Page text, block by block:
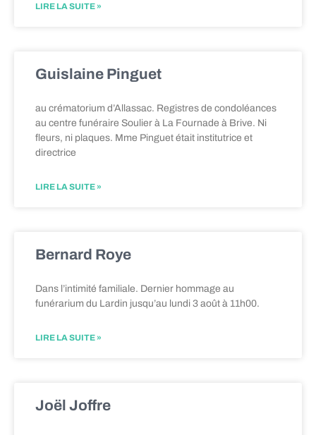
LIRE LA SUITE »
Guislaine Pinguet
au crématorium d’Allassac. Registres de condoléances
au centre funéraire Soulier à La Fournade à Brive. Ni
fleurs, ni plaques. Mme Pinguet était institutrice et
directrice
LIRE LA SUITE »
Bernard Roye
Dans l’intimité familiale. Dernier hommage au
funérarium du Lardin jusqu’au lundi 3 août à 11h00.
LIRE LA SUITE »
Joël Joffre